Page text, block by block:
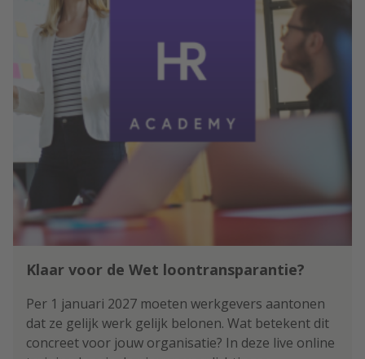
Klaar voor de Wet loontransparantie?
Per 1 januari 2027 moeten werkgevers aantonen
dat ze gelijk werk gelijk belonen. Wat betekent dit
concreet voor jouw organisatie? In deze live online